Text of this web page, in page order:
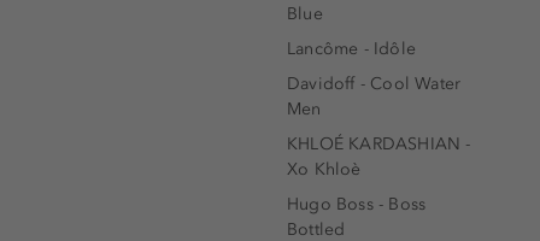
Blue
Lancôme - Idôle
Davidoff - Cool Water
Men
KHLOÉ KARDASHIAN -
Xo Khloè
Hugo Boss - Boss
Bottled